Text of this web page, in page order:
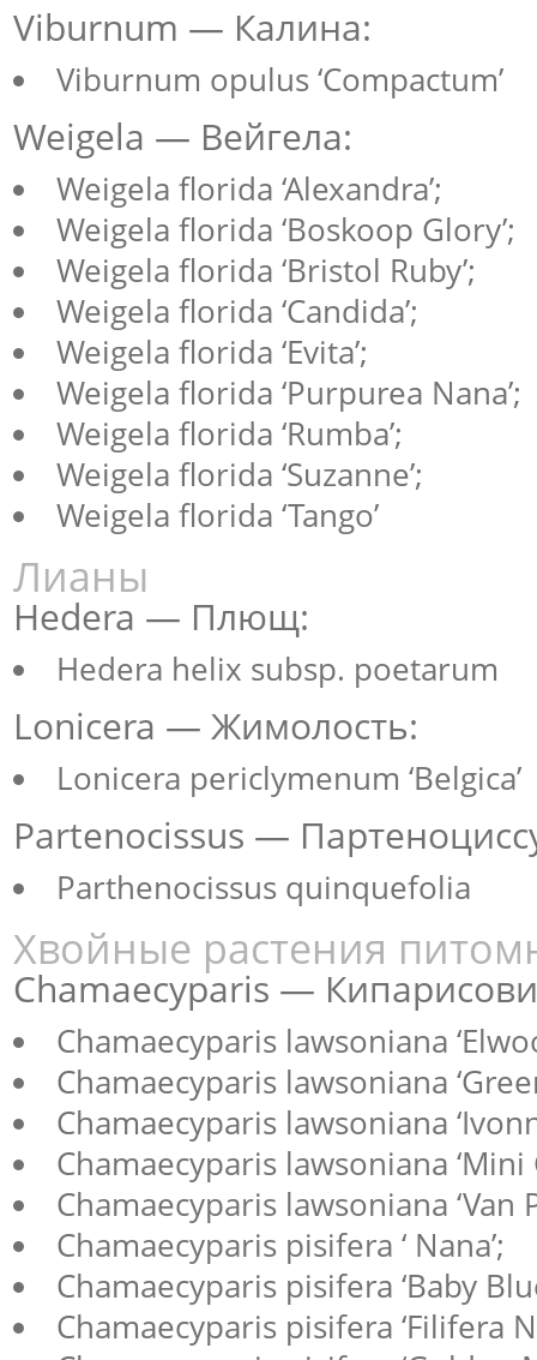
Viburnum — Калина:
Viburnum opulus ‘Compactum’
Weigela — Вейгела:
Weigela florida ‘Alexandra’;
Weigela florida ‘Boskoop Glory’;
Weigela florida ‘Bristol Ruby’;
Weigela florida ‘Candida’;
Weigela florida ‘Evita’;
Weigela florida ‘Purpurea Nana’;
Weigela florida ‘Rumba’;
Weigela florida ‘Suzanne’;
Weigela florida ‘Tango’
Лианы
Hedera — Плющ:
Hedera helix subsp. poetarum
Lonicera — Жимолость:
Lonicera periclymenum ‘Belgica’
Partenocissus —
Parthenocissus quinquefolia
Хвойные растения
Chamaecyparis —
Chamaecyparis lawsoniana
Chamaecyparis lawsoniana
Chamaecyparis lawsoniana
Chamaecyparis lawsoniana ‘Mini
Chamaecyparis lawsoniana ‘Van
Chamaecyparis pisifera ‘ Nana’;
Chamaecyparis pisifera ‘Baby
Chamaecyparis pisifera ‘Filifera